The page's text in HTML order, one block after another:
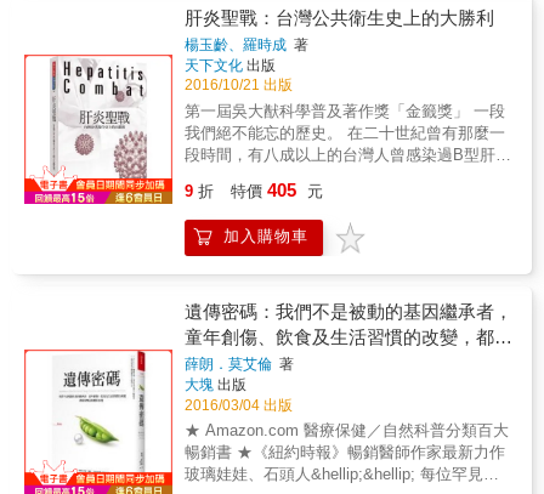
的家族探病之旅為始，細細描述破譯遺傳基因
之謎的百年過程，數以千計的科學家如何透過
不斷實驗及互相合作、彼此競爭，解開一道道
謎題，又衍生一項項謎語。或許，人類從未如
今日這般接近生命的真相，我們將從根本改寫
「人類」的意義，眼前正在來臨的是我們將打
造的後人類時代。
成功是人類的祈求，台灣廟宇、神壇多達數萬
座，有些禪師甚至擁有數十萬信徒，只要與神
佛沾上邊，宛如靈光聚眾。但是人類無法引導
神，只能引導自體DNA。本書提出優活DNA的
方法，藉此激發生命的潛能。穿透過一般坊間
書籍所注重表層的腦，直接貫徹到底層的
DNA，令個人祈望得以達成。
的預後情況，反而比體重正常的病人好？
&hellip;&hellip; 你或許不喜歡脂肪，但你的身
體可不是如此。事實上，你的身體內建了許多
緊捉住脂肪不放的防禦機制！例如，脂肪能利
用幹細胞再生，在它感覺受到威脅時也會奮力
提高食慾以防被消滅，甚至利用細菌、遺傳與
病毒來擴張版圖！ 想要瘦個十公斤？你得跟脂
肪攜手合作，一味對抗絕非上策。塔拉博士解
釋了你身上的脂肪如何影響你的食慾與意志
為何總能快速重回你身上。 《脂肪的祕密生
命》糅合歷史觀點與最尖端的科學研究，揭露
了脂肪的真實身分：它是個內分泌器官，而且
只要存量組成、貯存部位得當，其實對健康大
有助益。脂肪能促發青春期、延長壽命、幫助
傷口癒合、讓生殖與免疫系統正常運作，甚至
足以影響大腦尺寸、左右你的思想與情緒！ 塔
拉闡述了遺傳、荷爾蒙、飲食、運動，以及歷
史等複雜因素如何影響我們的體重。看完本
書，你將大嘆，原來脂肪這個能將自己擴大千
倍的器官擁有許多令人意外的功能與影響，也
能從作者的個人經驗與書中所提個案中找到減
肝炎聖戰：台灣公共衛生史上的大勝利
楊玉齡、羅時成 著
天下文化 出版
2016/10/21 出版
第一屆吳大猷科學普及著作獎「金籤獎」 一段
我們絕不能忘的歷史。 在二十世紀曾有那麼一
段時間，有八成以上的台灣人曾感染過B型肝炎
原，每年更約有一萬多人死於肝病。這樣有如
「國病」般的詛咒，激發了台灣醫界的有志之
士與外國團隊向這個「頭號殺手」宣戰。這一
國際。 然而，二十一世紀的今天，B型肝炎的
陰霾不再壟罩台灣，我們也忘記了發生在過去
的那場公衛之戰，不知道曾有一群人，以一己
的青春或擔當做賭注，才換來我們對B型肝炎的
解脫。 《肝炎聖戰》記錄了這段故事，它讓我
們跟隨這群科學家留下的腳印，一步一步踏進
歷史洪流，抽絲剝繭的描述與肝炎奮戰的過
程，以人物背景為線、肝炎研究為索，編織出
一面人文與科學交融的網。《肝炎聖戰》是台
9 折 特價 405 元
加入購物車
遺傳密碼：我們不是被動的基因繼承者，
童年創傷、飲食及生活習慣的改變，都能
改變基因體的表現
薛朗．莫艾倫 著
大塊 出版
2016/03/04 出版
★ Amazon.com 醫療保健／自然科普分類百大
暢銷書 ★《紐約時報》暢銷醫師作家最新力作
玻璃娃娃、石頭人&hellip;&hellip; 每位罕見遺